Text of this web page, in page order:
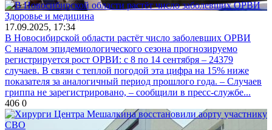
Здоровье и медицина
17.09.2025, 17:34
В Новосибирской области растёт число заболевших ОРВИ
С началом эпидемиологического сезона прогнозируемо
регистрируется рост ОРВИ: с 8 по 14 сентября – 24379
случаев. В связи с теплой погодой эта цифра на 15% ниже
показателя за аналогичный период прошлого года. – Случаев
гриппа не зарегистрировано, – сообщили в пресс-службе...
406 0